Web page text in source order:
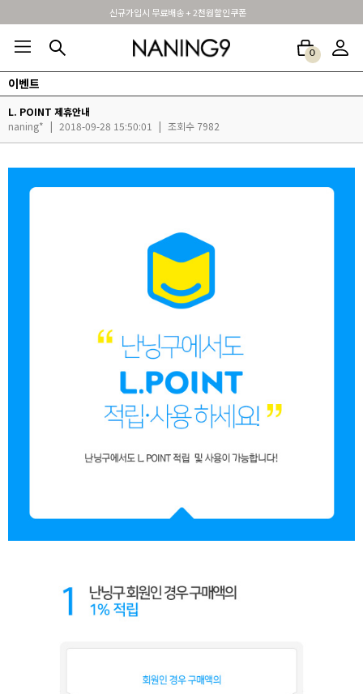
신규가입시 무료배송 + 2천원할인쿠폰
0
BEST100🤍
이벤트
L. POINT 제휴안내
naning* | 2018-09-28 15:50:01 | 조회수 7982